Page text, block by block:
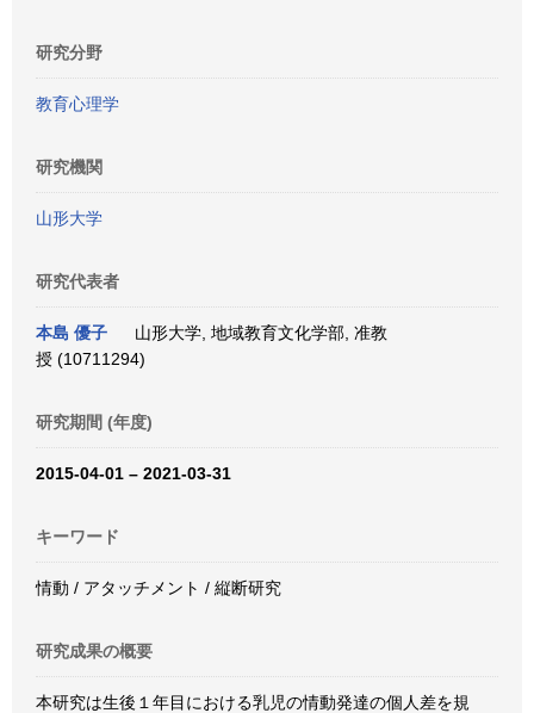
研究分野
教育心理学
研究機関
山形大学
研究代表者
本島 優子
山形大学, 地域教育文化学部, 准教
授 (10711294)
研究期間 (年度)
2015-04-01 – 2021-03-31
キーワード
情動 / アタッチメント / 縦断研究
研究成果の概要
本研究は生後１年目における乳児の情動発達の個人差を規